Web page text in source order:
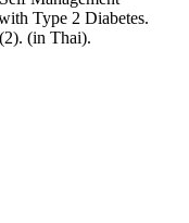
Type 2 Diabetes.
(in Thai).